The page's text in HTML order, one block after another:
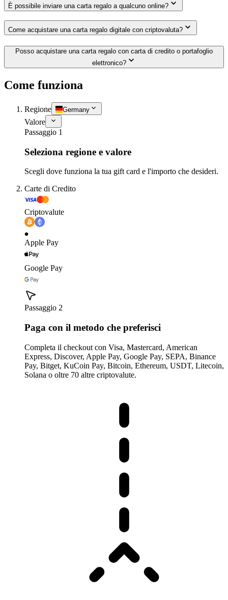
È possibile inviare una carta regalo a qualcuno online?
Come acquistare una carta regalo digitale con criptovaluta?
Posso acquistare una carta regalo con carta di credito o portafoglio
elettronico?
Come funziona
Regione Germany
Valore
Passaggio 1
Seleziona regione e valore
Scegli dove funziona la tua gift card e l'importo che desideri.
Carte di Credito
Criptovalute
Apple Pay
Google Pay
Passaggio 2
Paga con il metodo che preferisci
Completa il checkout con Visa, Mastercard, American
Express, Discover, Apple Pay, Google Pay, SEPA, Binance
Pay, Bitget, KuCoin Pay, Bitcoin, Ethereum, USDT, Litecoin,
Solana o oltre 70 altre criptovalute.